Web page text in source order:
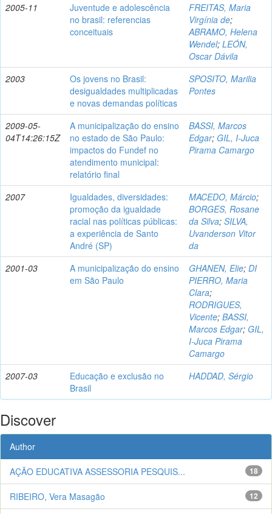
2005-11
Juventude e adolescência
no brasil: referencias
conceituais
FREITAS, Maria
Virgínia de;
ABRAMO, Helena
Wendel; LEÓN,
Oscar Dávila
2003
Os jovens no Brasil:
desigualdades multiplicadas
e novas demandas políticas
SPOSITO, Marilia
Pontes
2009-05-
04T14:26:15Z
A municipalização do ensino
no estado de São Paulo:
impactos do Fundef no
atendimento municipal:
relatório final
BASSI, Marcos
Edgar; GIL, I-Juca
Pirama Camargo
2007
Igualdades, diversidades:
promoção da igualdade
racial nas políticas públicas:
a experiência de Santo
André (SP)
MACEDO, Márcio;
BORGES, Rosane
da Silva; SILVA,
Uvanderson Vitor
da
2001-03
A municipalização do ensino
em São Paulo
GHANEN, Elie; DI
PIERRO, Maria
Clara;
RODRIGUES,
Vicente; BASSI,
Marcos Edgar; GIL,
I-Juca Pirama
Camargo
2007-03
Educação e exclusão no
Brasil
HADDAD, Sérgio
Discover
Author
18
AÇÃO EDUCATIVA ASSESSORIA PESQUIS...
12
RIBEIRO, Vera Masagão